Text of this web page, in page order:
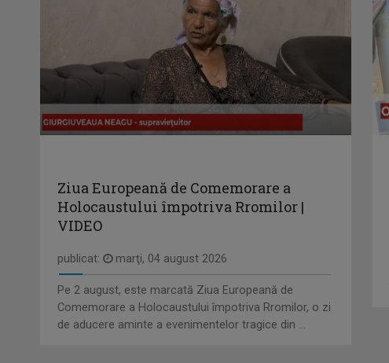
Ziua Europeană de Comemorare a
Holocaustului împotriva Rromilor |
VIDEO
publicat: marţi, 04 august 2026
Pe 2 august, este marcată Ziua Europeană de
Comemorare a Holocaustului împotriva Rromilor, o zi
de aducere aminte a evenimentelor tragice din ...